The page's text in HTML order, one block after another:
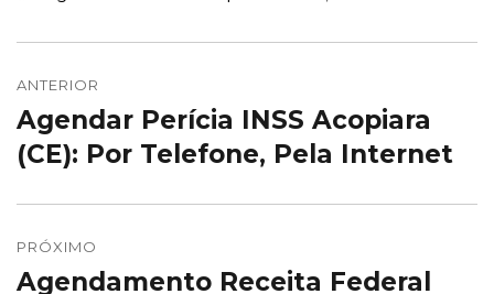
de
Post
ANTERIOR
Post
anterior:
Agendar Perícia INSS Acopiara
(CE): Por Telefone, Pela Internet
PRÓXIMO
Próximo
Agendamento Receita Federal